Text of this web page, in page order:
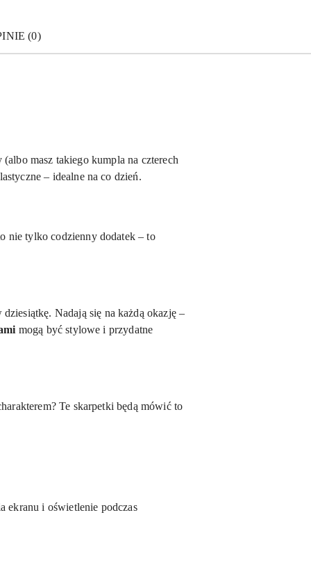
(0)
masz takiego kumpla na czterech
– idealne na co dzień.
nie tylko codzienny dodatek – to
dziesiątkę. Nadają się na każdą okazję –
mogą być stylowe i przydatne
Te skarpetki będą mówić to
ekranu i oświetlenie podczas